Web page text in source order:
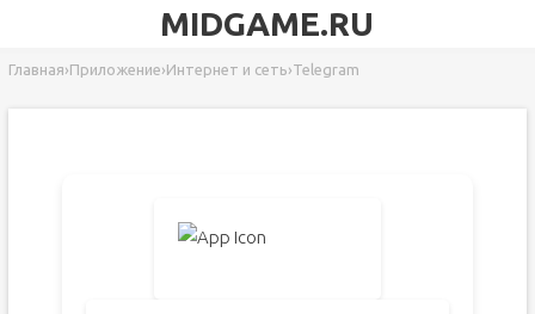
MIDGAME.RU
Главная›Приложение›Интернет и сеть›Telegram